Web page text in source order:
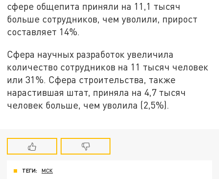
сфере общепита приняли на 11,1 тысяч
больше сотрудников, чем уволили, прирост
составляет 14%.
Сфера научных разработок увеличила
количество сотрудников на 11 тысяч человек
или 31%. Сфера строительства, также
нарастившая штат, приняла на 4,7 тысяч
человек больше, чем уволила (2,5%).
ТЕГИ: МСК